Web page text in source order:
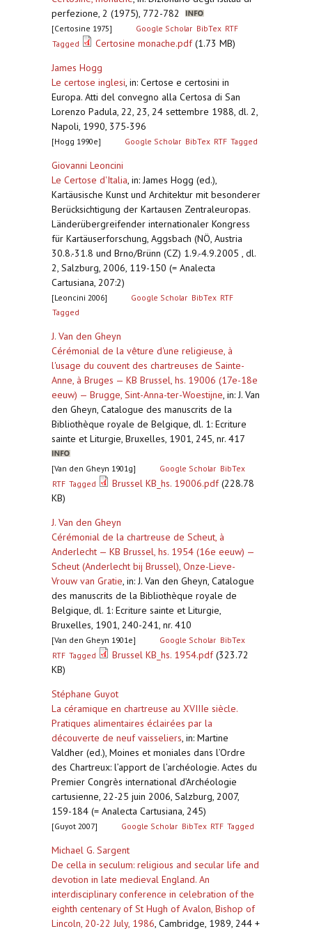
perfezione, 2 (1975), 772-782
[Certosine 1975] Google Scholar BibTex RTF
Tagged
Certosine monache.pdf(1.73 MB)
James Hogg
Le certose inglesi, in: Certose e certosini in
Europa. Atti del convegno alla Certosa di San
Lorenzo Padula, 22, 23, 24 settembre 1988, dl. 2,
Napoli, 1990, 375-396
[Hogg 1990e] Google Scholar BibTex RTF Tagged
Giovanni Leoncini
Le Certose d'Italia, in: James Hogg (ed.),
Kartäusische Kunst und Architektur mit besonderer
Berücksichtigung der Kartausen Zentraleuropas.
Länderübergreifender internationaler Kongress
für Kartäuserforschung, Aggsbach (NÖ, Austria
30.8.-31.8 und Brno/Brünn (CZ) 1.9.-4.9.2005 , dl.
2, Salzburg, 2006, 119-150 (= Analecta
Cartusiana, 207:2)
[Leoncini 2006] Google Scholar BibTex RTF
Tagged
J. Van den Gheyn
Cérémonial de la vêture d'une religieuse, à
l'usage du couvent des chartreuses de Sainte-
Anne, à Bruges — KB Brussel, hs. 19006 (17e-18e
eeuw) — Brugge, Sint-Anna-ter-Woestijne, in: J. Van
den Gheyn, Catalogue des manuscrits de la
Bibliothèque royale de Belgique, dl. 1: Ecriture
sainte et Liturgie, Bruxelles, 1901, 245, nr. 417
[Van den Gheyn 1901g] Google Scholar BibTex
RTF Tagged Brussel KB_hs. 19006.pdf(228.78
KB)
J. Van den Gheyn
Cérémonial de la chartreuse de Scheut, à
Anderlecht — KB Brussel, hs. 1954 (16e eeuw) —
Scheut (Anderlecht bij Brussel), Onze-Lieve-
Vrouw van Gratie, in: J. Van den Gheyn, Catalogue
des manuscrits de la Bibliothèque royale de
Belgique, dl. 1: Ecriture sainte et Liturgie,
Bruxelles, 1901, 240-241, nr. 410
[Van den Gheyn 1901e] Google Scholar BibTex
RTF Tagged Brussel KB_hs. 1954.pdf(323.72
KB)
Stéphane Guyot
La céramique en chartreuse au XVIIIe siècle.
Pratiques alimentaires éclairées par la
découverte de neuf vaisseliers, in: Martine
Valdher (ed.), Moines et moniales dans l’Ordre
des Chartreux: l’apport de l’archéologie. Actes du
Premier Congrès international d’Archéologie
cartusienne, 22-25 juin 2006, Salzburg, 2007,
159-184 (= Analecta Cartusiana, 245)
[Guyot 2007] Google Scholar BibTex RTF Tagged
Michael G. Sargent
De cella in seculum: religious and secular life and
devotion in late medieval England. An
interdisciplinary conference in celebration of the
eighth centenary of St Hugh of Avalon, Bishop of
Lincoln, 20-22 July, 1986, Cambridge, 1989, 244 +